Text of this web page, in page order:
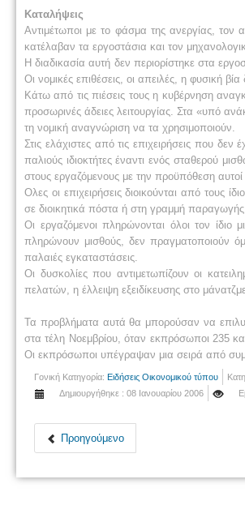
Καταλήψεις
Αντιμέτωποι με το φάσμα της ανεργίας,
κατέλαβαν τα εργοστάσια και τον
Η διαδικασία αυτή δεν περιορίστηκε στα
Οι νομικές επιθέσεις, οι απειλές, η φυσική
Κάτω από τις πιέσεις τους η κυβέρνηση
προσωρινές άδειες λειτουργίας. Στα «υπό
τη νομική αναγνώριση να τα χρησιμοποιούν.
Στις ελάχιστες από τις επιχειρήσεις που δεν
παλιούς ιδιοκτήτες έναντι ενός σταθερού
στους εργαζόμενους με την προϋπόθεση
Ολες οι επιχειρήσεις διοικούνται από τους
σε διοικητικά πόστα ή στη γραμμή παραγωγής.
Οι εργαζόμενοι πληρώνονται όλοι τον ίδιο
πληρώνουν μισθούς, δεν πραγματοποιούν
παλαιές εγκαταστάσεις.
Οι δυσκολίες που αντιμετωπίζουν οι
πελατών, η έλλειψη εξειδίκευσης στο
Τα προβλήματα αυτά θα μπορούσαν να
στα τέλη Νοεμβρίου, όταν εκπρόσωποι 235
Οι εκπρόσωποι υπέγραψαν μια σειρά από
Γονική Κατηγορία: Ειδήσεις Οικονομικού τύπου
Δημιουργήθηκε : 08 Ιανουαρίου 2006
Προηγούμενο